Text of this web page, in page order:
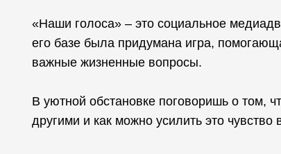
«Наши голоса» – это социальное
его базе была придумана игра,
важные жизненные вопросы.
В уютной обстановке поговоришь о том,
другими и как можно усилить это чувство